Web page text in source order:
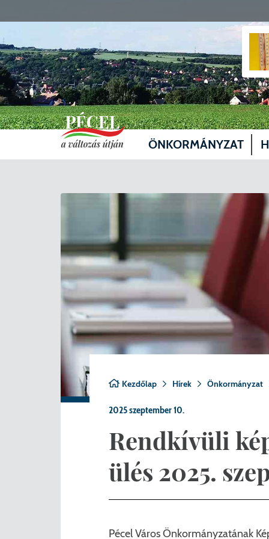
ÖNKORMÁNYZAT
Képviselő-testület
Döntéshozatal
Nemzetiségi önkormányzat
Önkormányzati kitüntetések
Pályázatok
Belső visszaélés bejelentő
Kezdőlap Hírek Önkormányzat
2025 szeptember 10.
Rendkívüli
ülés 2025.
Pécel Város Önkormányzatának